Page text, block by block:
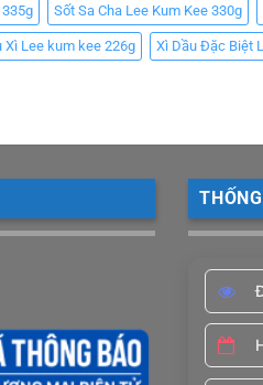
Sốt Sa Cha Lee Kum Kee 330g
Xì Lee kum kee 226g Xì Dầu Đặc Biệt